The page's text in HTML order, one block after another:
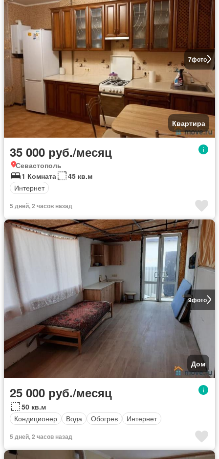
7фото
Квартира
35 000 руб./месяц
Севастополь
1 Комната
45 кв.м
Интернет
5 дней, 2 часов назад
9фото
Дом
25 000 руб./месяц
50 кв.м
Кондиционер
Вода Обогрев Интернет
5 дней, 2 часов назад